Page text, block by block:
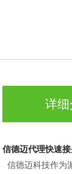
详细
信德迈代理快速
信德迈科技作为